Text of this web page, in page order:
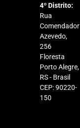
4º Distrito:
Rua
Comendador
Azevedo,
256
Floresta
Porto Alegre,
RS - Brasil
CEP: 90220-
150